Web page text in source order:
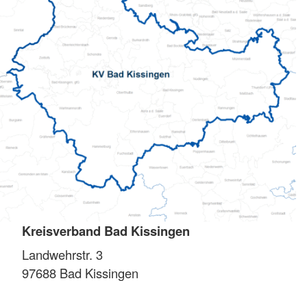
Kreisverband Bad Kissingen
Landwehrstr. 3
97688 Bad Kissingen